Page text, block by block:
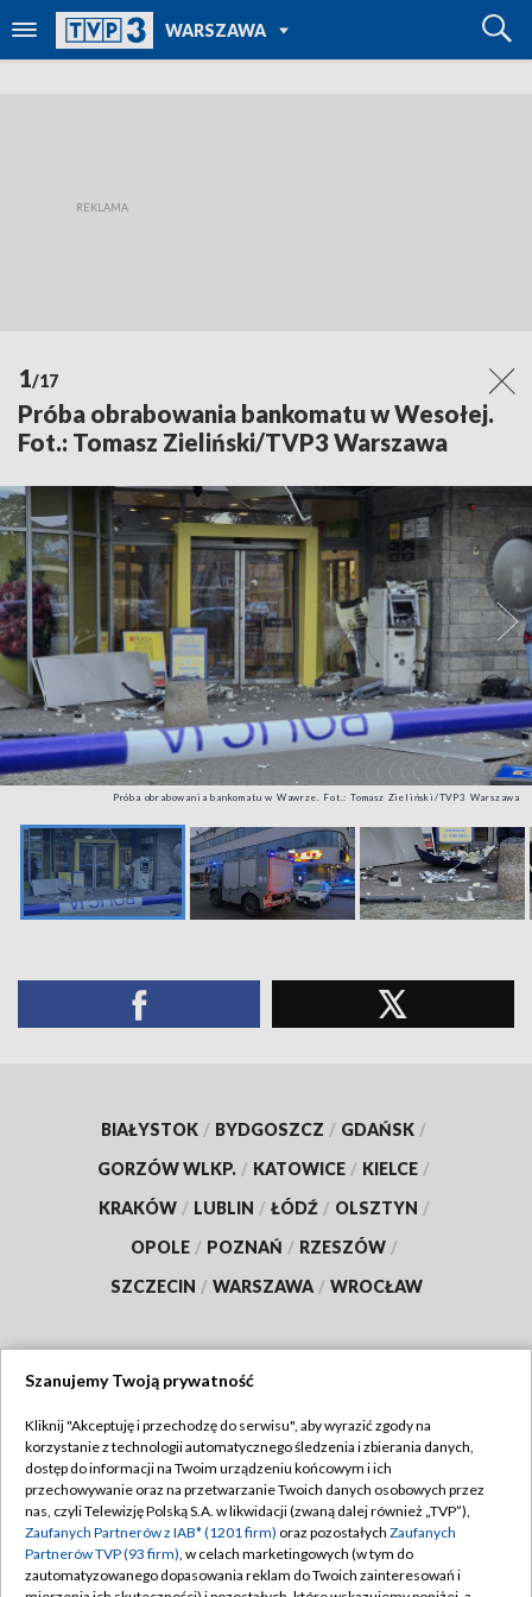
WARSZAWA
TVP REGIONY
1/17
Próba obrabowania bankomatu w Wesołej.
Fot.: Tomasz Zieliński/TVP3 Warszawa
Próba obrabowania bankomatu w Wawrze. Fot.: Tomasz Zieliński/TVP3 Warszawa
BIAŁYSTOK / BYDGOSZCZ / GDAŃSK /
GORZÓW WLKP. / KATOWICE / KIELCE /
KRAKÓW / LUBLIN / ŁÓDŹ / OLSZTYN /
OPOLE / POZNAŃ / RZESZÓW /
SZCZECIN / WARSZAWA / WROCŁAW
TVP
Abonament TVP
Emisja w TVP
Centrum informacji TVP
Regulamin TVP
Polityka prywatności
Moje zgody
Szanujemy Twoją prywatność
Kliknij "Akceptuję i przechodzę do serwisu", aby wyrazić zgody na
korzystanie z technologii automatycznego śledzenia i zbierania danych,
dostęp do informacji na Twoim urządzeniu końcowym i ich
przechowywanie oraz na przetwarzanie Twoich danych osobowych przez
nas, czyli Telewizję Polską S.A. w likwidacji (zwaną dalej również „TVP”),
Zaufanych Partnerów z IAB* (1201 firm) oraz pozostałych Zaufanych
Partnerów TVP (93 firm), w celach marketingowych (w tym do
zautomatyzowanego dopasowania reklam do Twoich zainteresowań i